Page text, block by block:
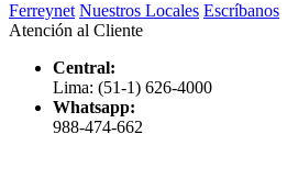
Ferreynet Nuestros Locales Escríbanos
Atención al Cliente
Central:
Lima: (51-1) 626-4000
Whatsapp:
988-474-662